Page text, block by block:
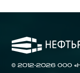
© 2012-2026 ООО